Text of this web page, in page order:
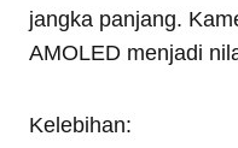
jangka panjang.
AMOLED menjadi
Kelebihan: